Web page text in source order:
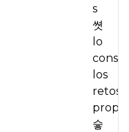
s
쎳
lo
los
retos
슿